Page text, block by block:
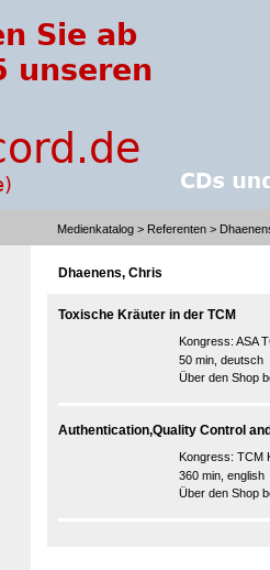
Medienkatalog > Referenten >
Dhaenens, Chris
Toxische Kräuter in der TCM
Kongress: ASA
50 min, deutsch
Über den Shop
Authentication,Quality Control
Kongress: TCM
360 min, english
Über den Shop